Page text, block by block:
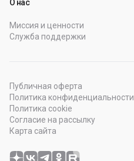
О нас
Миссия и ценности
Служба поддержки
Публичная оферта
Политика конфиденциальности
Политика cookie
Согласие на рассылку
Карта сайта